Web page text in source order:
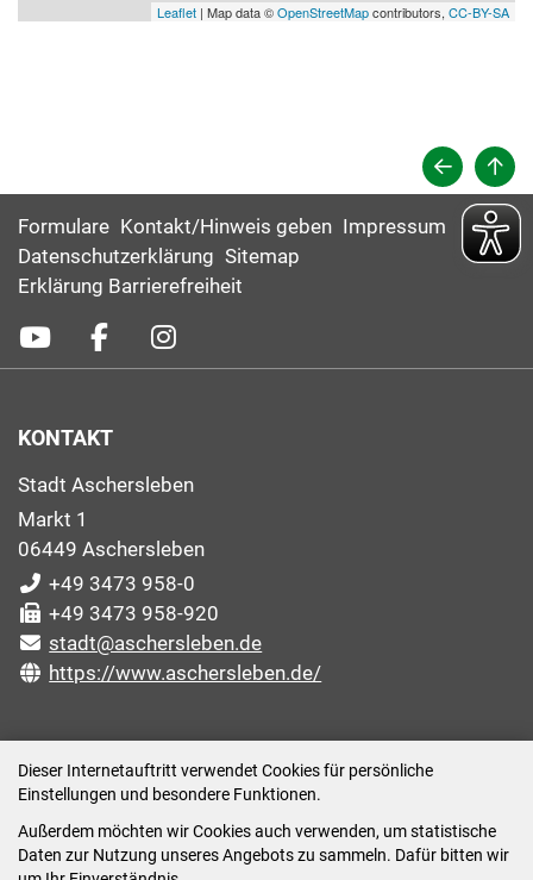
Dieser Internetauftritt verwendet Cookies für persönliche
Einstellungen und besondere Funktionen.
Außerdem möchten wir Cookies auch verwenden, um statistische
Daten zur Nutzung unseres Angebots zu sammeln. Dafür bitten wir
Leaflet | Map data ©OpenStreetMapcontributors, CC-BY-SA
Formulare Kontakt/Hinweis geben Impressum
Datenschutzerklärung Sitemap
Erklärung Barrierefreiheit
KONTAKT
Stadt Aschersleben
Markt 1
06449 Aschersleben
+49 3473 958-0
+49 3473 958-920
stadt@aschersleben.de
https://www.aschersleben.de/
Montag: 09:00-12:00 /14:00-15:00 Uhr
Dienstag: 09:00-12:00 /14:00-16:00 Uhr
Mittwoch: 09:00 - 12:00 Uhr (nach vorheriger